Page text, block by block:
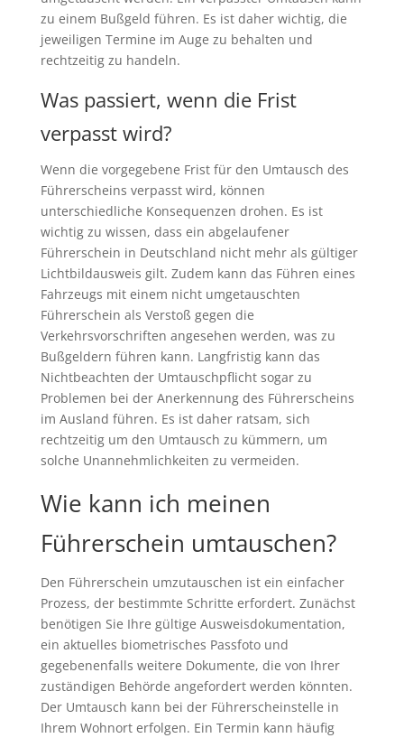
zu einem Bußgeld führen. Es ist daher wichtig, die
jeweiligen Termine im Auge zu behalten und
rechtzeitig zu handeln.
Was passiert, wenn die Frist
verpasst wird?
Wenn die vorgegebene Frist für den Umtausch des
Führerscheins verpasst wird, können
unterschiedliche Konsequenzen drohen. Es ist
wichtig zu wissen, dass ein abgelaufener
Führerschein in Deutschland nicht mehr als gültiger
Lichtbildausweis gilt. Zudem kann das Führen eines
Fahrzeugs mit einem nicht umgetauschten
Führerschein als Verstoß gegen die
Verkehrsvorschriften angesehen werden, was zu
Bußgeldern führen kann. Langfristig kann das
Nichtbeachten der Umtauschpflicht sogar zu
Problemen bei der Anerkennung des Führerscheins
im Ausland führen. Es ist daher ratsam, sich
rechtzeitig um den Umtausch zu kümmern, um
solche Unannehmlichkeiten zu vermeiden.
Wie kann ich meinen
Führerschein umtauschen?
Den Führerschein umzutauschen ist ein einfacher
Prozess, der bestimmte Schritte erfordert. Zunächst
benötigen Sie Ihre gültige Ausweisdokumentation,
ein aktuelles biometrisches Passfoto und
gegebenenfalls weitere Dokumente, die von Ihrer
zuständigen Behörde angefordert werden könnten.
Der Umtausch kann bei der Führerscheinstelle in
Ihrem Wohnort erfolgen. Ein Termin kann häufig